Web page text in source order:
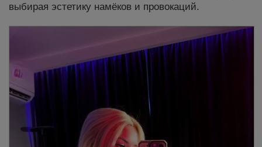
выбирая эстетику намёков и провокаций.